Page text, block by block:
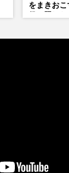
をまきお